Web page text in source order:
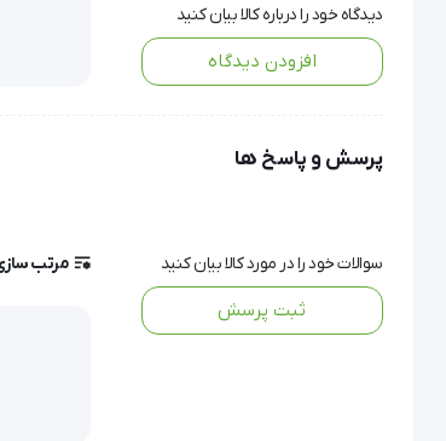
در اندازه‌گیری وزن ارائه می‌دهد.
قابلیت تحمل وزن بالا: ترازوی دیجیتال زنیت مد ZTH-D4S/ZTH-D4G قادر است تا وزن‌هایی تا 180 کیلوگرم را تحمل کند.
صفحه نمایش بزرگ: صفحه نمایش بزرگ این ترازو
دیدگاه خود را درباره کالا بیان کنید
افزودن دیدگاه
پرسش و پاسخ ها
سوالات خود را در مورد کالا بیان کنید
ثبت پرسش
مرتب